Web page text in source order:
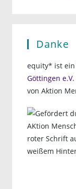
Danke
equity* ist ein
Göttingen e.V.
von Aktion